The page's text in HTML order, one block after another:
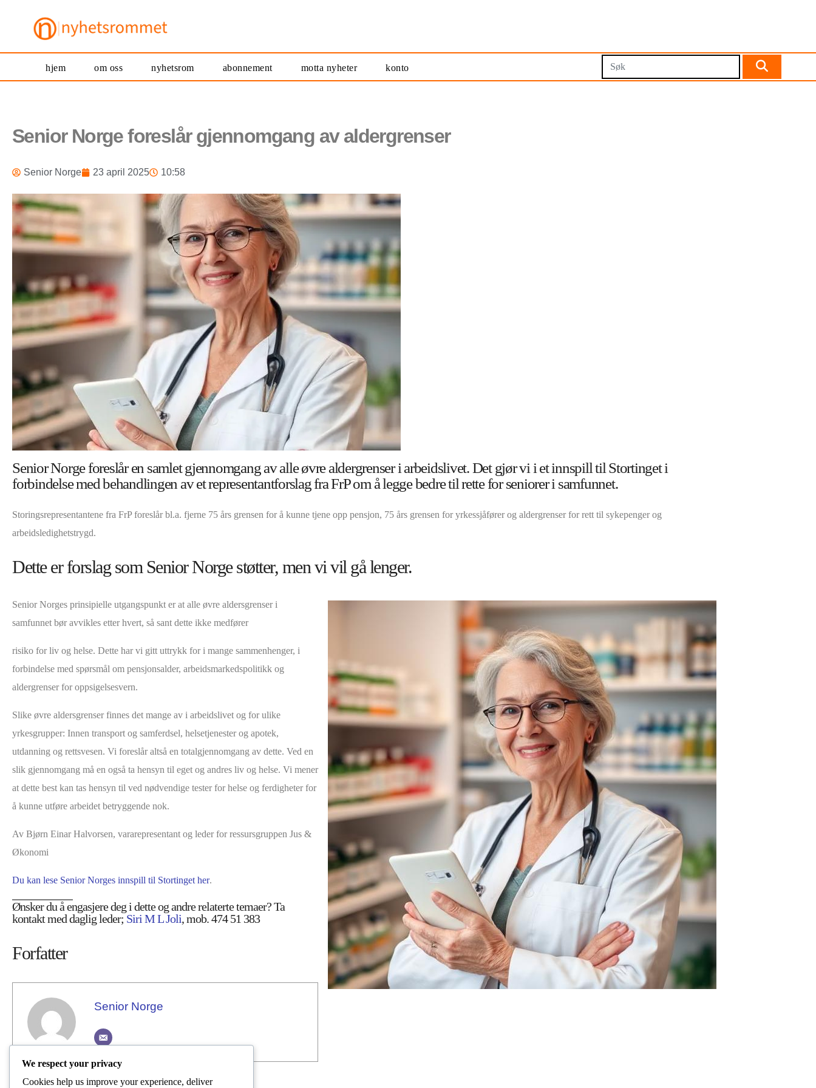
hjem om oss nyhetsrom abonnement motta nyheter konto
Senior Norge foreslår gjennomgang av aldergrenser
Senior Norge 23 april 2025 10:58
Senior Norge foreslår en samlet gjennomgang av alle øvre aldergrenser i arbeidslivet. Det gjør vi i et innspill til Stortinget i
forbindelse med behandlingen av et representantforslag fra FrP om å legge bedre til rette for seniorer i samfunnet.
Storingsrepresentantene fra FrP foreslår bl.a. fjerne 75 års grensen for å kunne tjene opp pensjon, 75 års grensen for yrkessjåfører og aldergrenser for rett til sykepenger og
arbeidsledighetstrygd.
Dette er forslag som Senior Norge støtter, men vi vil gå lenger.
Senior Norges prinsipielle utgangspunkt er at alle øvre aldersgrenser i
samfunnet bør avvikles etter hvert, så sant dette ikke medfører
risiko for liv og helse. Dette har vi gitt uttrykk for i mange sammenhenger, i
forbindelse med spørsmål om pensjonsalder, arbeidsmarkedspolitikk og
aldergrenser for oppsigelsesvern.
Slike øvre aldersgrenser finnes det mange av i arbeidslivet og for ulike
yrkesgrupper: Innen transport og samferdsel, helsetjenester og apotek,
utdanning og rettsvesen. Vi foreslår altså en totalgjennomgang av dette. Ved en
slik gjennomgang må en også ta hensyn til eget og andres liv og helse. Vi mener
at dette best kan tas hensyn til ved nødvendige tester for helse og ferdigheter for
å kunne utføre arbeidet betryggende nok.
Av Bjørn Einar Halvorsen, vararepresentant og leder for ressursgruppen Jus &
Økonomi
Du kan lese Senior Norges innspill til Stortinget her.
Ønsker du å engasjere deg i dette og andre relaterte temaer? Ta
kontakt med daglig leder; Siri M L Joli, mob. 474 51 383
Forfatter
Senior Norge
We respect your privacy
Cookies help us improve your experience, deliver